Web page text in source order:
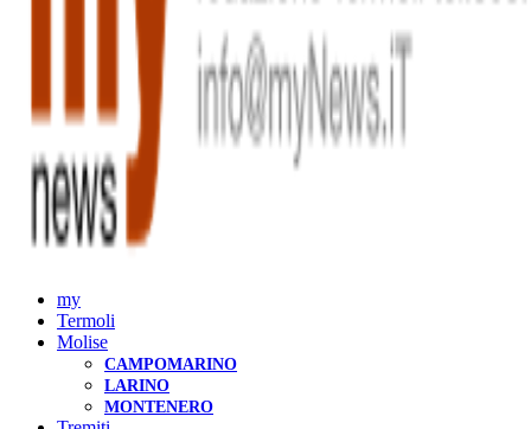
my
Termoli
Molise
CAMPOMARINO
LARINO
MONTENERO